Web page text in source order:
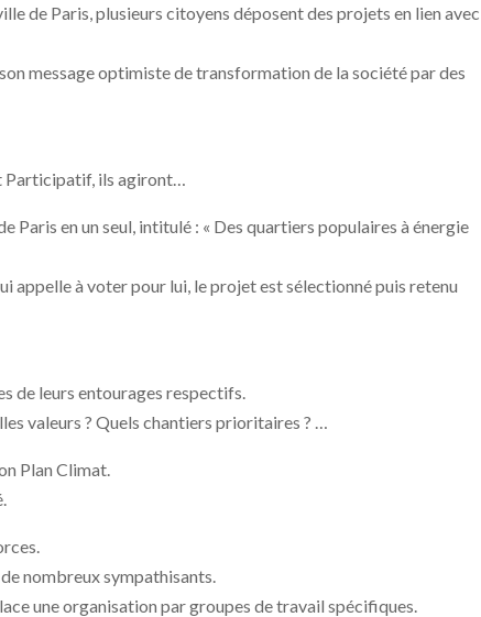
de Paris, plusieurs citoyens déposent des projets en lien avec
message optimiste de transformation de la société par des
Participatif, ils agiront…
Paris en un seul, intitulé : « Des quartiers populaires à énergie
appelle à voter pour lui, le projet est sélectionné puis retenu
de leurs entourages respectifs.
valeurs ? Quels chantiers prioritaires ? …
Plan Climat.
nombreux sympathisants.
une organisation par groupes de travail spécifiques.